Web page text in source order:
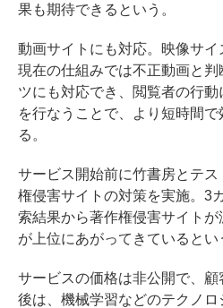
果も期待できるという。
動画サイトにも対応。映像サイ
現在の仕組みでは不正動画と
ツにも対応でき、閲覧者の行
を行なうことで、より短時間
る。
サービス開始前に竹書房とテ
権侵害サイトの対策を実施。3
索結果から著作権侵害サイト
が上位にあがってきているとい
サービスの価格は非公開で、
後は、機械学習などのテクノ